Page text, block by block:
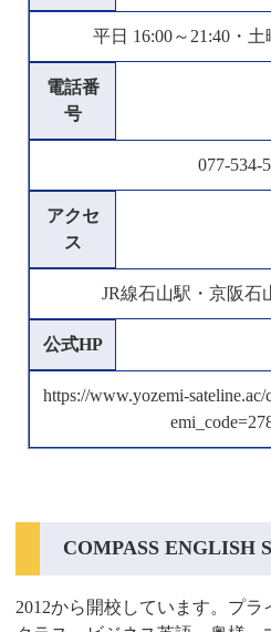
平日 16:00～21:40・土
電話番
号
077-534-
アクセ
ス
JR線石山駅・京阪石
公式HP
https://www.yozemi-
COMPASS ENGLISH
2012から開校しています。プ